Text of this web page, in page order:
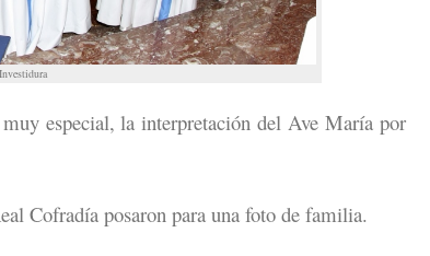
especial, la interpretación del Ave María por
Cofradía posaron para una foto de familia.